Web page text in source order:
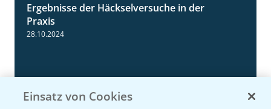
Ergebnisse der Häckselversuche in der
Praxis
28.10.2024
Einsatz von Cookies